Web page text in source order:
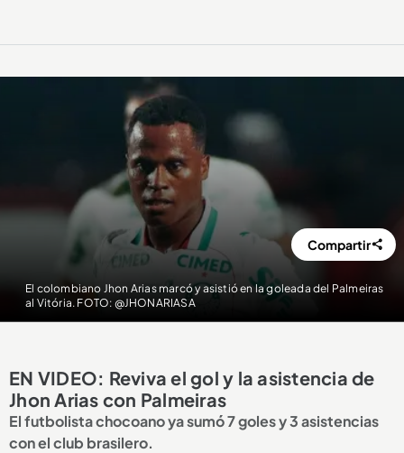
El colombiano Jhon Arias marcó y asistió en la goleada del Palmeiras
al Vitória. FOTO: @JHONARIASA
Compartir
EN VIDEO: Reviva el gol y la asistencia de
Jhon Arias con Palmeiras
El futbolista chocoano ya sumó 7 goles y 3 asistencias
con el club brasilero.